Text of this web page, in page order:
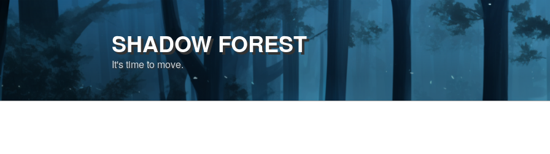
跳
至
容
SHADOW FOREST
It's time to move.